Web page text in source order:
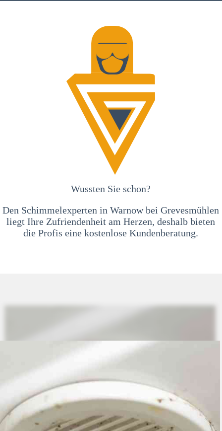
Wussten Sie schon?
Den Schimmelexperten in Warnow bei Grevesmühlen
liegt Ihre Zufriendenheit am Herzen, deshalb bieten
die Profis eine kostenlose Kundenberatung.